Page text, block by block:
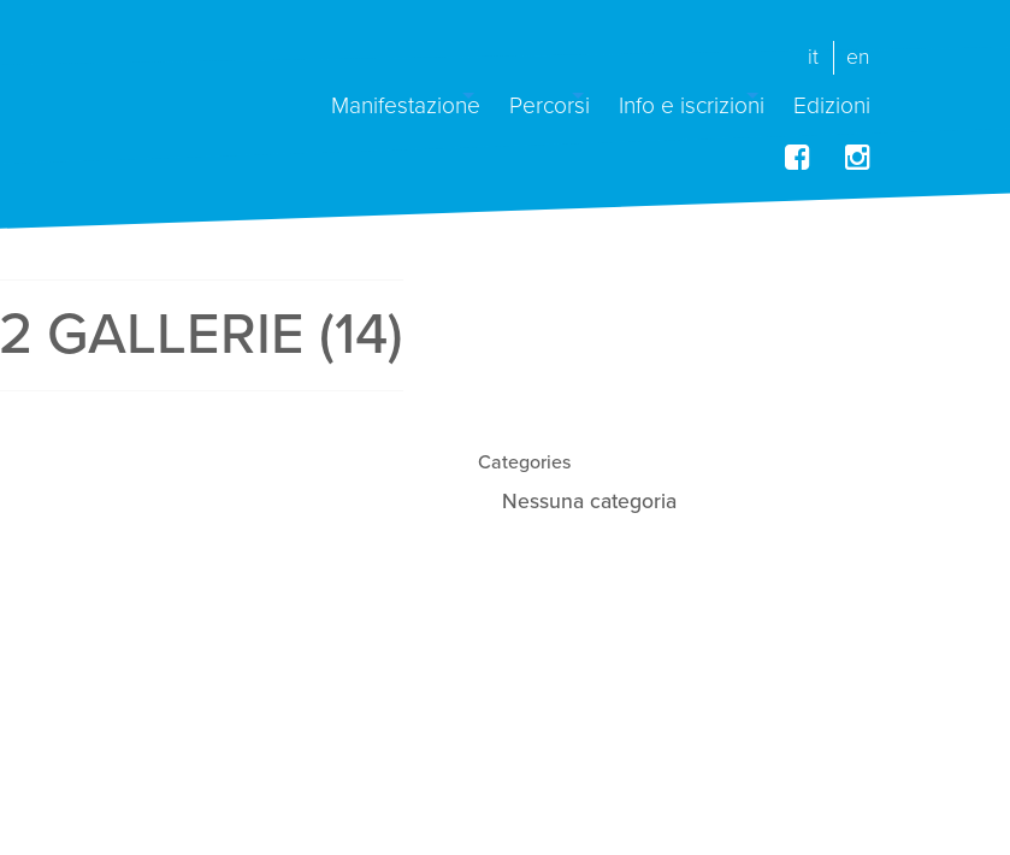
it en
Manifestazione Percorsi Info e iscrizioni Edizioni
2 GALLERIE (14)
Categories
Nessuna categoria